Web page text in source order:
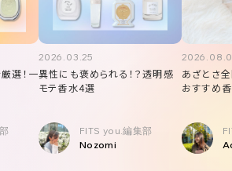
選！一
2026.03.25
異性にも褒められる！？透明感
モテ香水4選
FITS you.編集部
Nozomi
あざとさ
おすすめ